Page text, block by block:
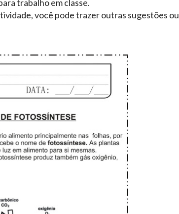
trabalho em classe.
você pode trazer outras sugestões ou